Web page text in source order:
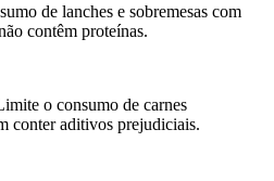
de lanches e sobremesas com
contêm proteínas.
o consumo de carnes
conter aditivos prejudiciais.